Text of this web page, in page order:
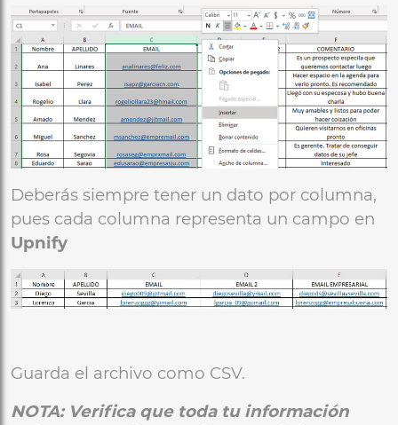
Deberás siempre tener un dato por columna,
pues cada columna representa un campo en
Upnify
Guarda el archivo como CSV.
NOTA: Verifica que toda tu información